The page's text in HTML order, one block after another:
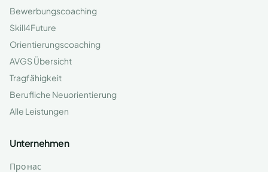
Bewerbungscoaching
Skill4Future
Orientierungscoaching
AVGS Übersicht
Tragfähigkeit
Berufliche Neuorientierung
Alle Leistungen
Unternehmen
Про нас